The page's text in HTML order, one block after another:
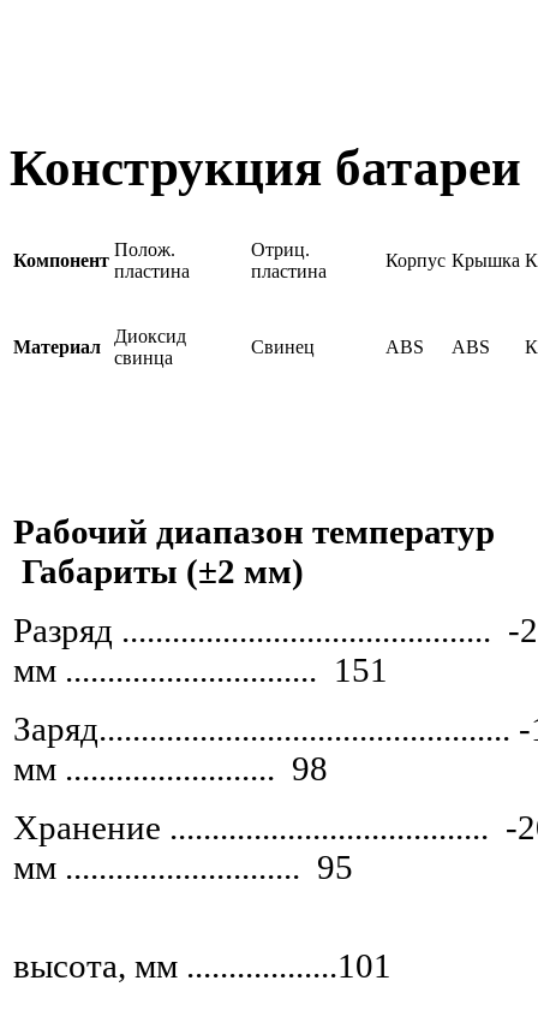
Конструкция батареи
Компонент
Полож.
пластина
Отриц.
пластина
Корпус Крышка
Материал
Диоксид
свинца
Свинец ABS ABS
Рабочий диапазон температур
Габариты (±2 мм)
Разряд
мм .............................. 151
мм ......................... 98
Хранение ...................................... -
мм ............................ 95
высота, мм ..................101